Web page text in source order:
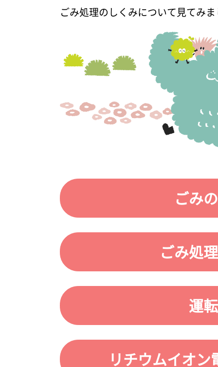
ごみ処理のしくみについて見てみ
ごみ
ごみ処
運
リチウムイオ